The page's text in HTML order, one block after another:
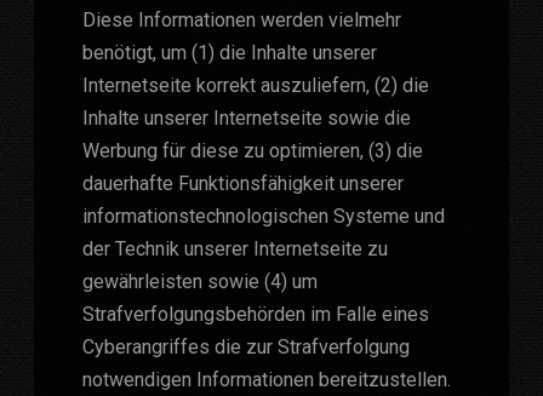
Diese Informationen werden vielmehr
benötigt, um (1) die Inhalte unserer
Internetseite korrekt auszuliefern, (2) die
Inhalte unserer Internetseite sowie die
Werbung für diese zu optimieren, (3) die
dauerhafte Funktionsfähigkeit unserer
informationstechnologischen Systeme und
der Technik unserer Internetseite zu
gewährleisten sowie (4) um
Strafverfolgungsbehörden im Falle eines
Cyberangriffes die zur Strafverfolgung
notwendigen Informationen bereitzustellen.